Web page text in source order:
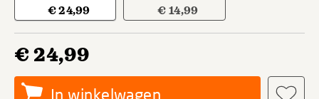
€ 24,99 € 14,99
€ 24,99
In winkelwagen